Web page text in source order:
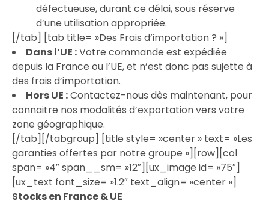
défectueuse, durant ce délai, sous réserve
d’une utilisation appropriée.
[/tab] [tab title= »Des Frais d’importation ? »]
Dans l’UE :Votre commande est expédiée
depuis la France ou l’UE, et n’est donc pas sujette à
des frais d’importation.
Hors UE :Contactez-nous dès maintenant, pour
connaitre nos modalités d’exportation vers votre
zone géographique.
[/tab][/tabgroup] [title style= »center » text= »Les
garanties offertes par notre groupe »][row][col
span= »4″ span__sm= »12″][ux_image id= »75″]
[ux_text font_size= »1.2″ text_align= »center »]
Stocks en France & UE